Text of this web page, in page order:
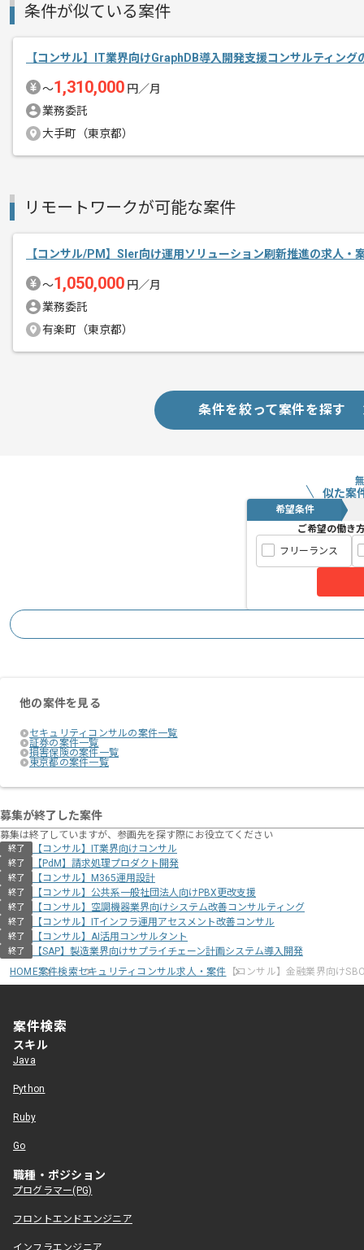
新しいアイディアや技術を積極的に導入
経験豊富なメンバーと成長が出来る環境
スキルアップされたい方、長期的に参
条件が似ている案件
【コンサル】IT業界向けGraphDB導入開発支援コンサルティング
〜1,310,000 円／月
業務委託
大手町（東京都）
リモートワークが可能な案件
【コンサル/PM】SIer向け運用ソリューション刷新推進の求人・
〜1,050,000 円／月
業務委託
有楽町（東京都）
条件を絞って案件を探す
似た案
希望条件
ご希望の働き
フリーランス
他の案件を見る
セキュリティコンサルの案件一覧
証券の案件一覧
損害保険の案件一覧
東京都の案件一覧
募集が終了した案件
募集は終了していますが、参画先を探す際にお役立てください
終了 【コンサル】IT業界向けコンサル
終了 【PdM】請求処理プロダクト開発
終了 【コンサル】M365運用設計
終了 【コンサル】公共系一般社団法人向けPBX更改支援
終了 【コンサル】空調機器業界向けシステム改善コンサルティング
終了 【コンサル】ITインフラ運用アセスメント改善コンサル
終了 【コンサル】AI活用コンサルタント
終了
【SAP】製造業界向けサプライチェーン計画システム導入開発
HOME案件検索セキュリティコンサル求人・案件 【コンサル】金融業界向け
案件検索
スキル
Java
Python
Ruby
Go
職種・ポジション
プログラマー(PG)
フロントエンドエンジニア
インフラエンジニア